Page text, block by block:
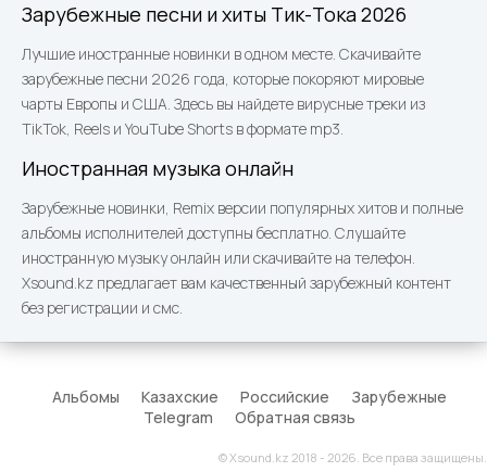
Зарубежные песни и хиты Тик-Тока 2026
Лучшие иностранные новинки в одном месте. Скачивайте
зарубежные песни 2026 года, которые покоряют мировые
чарты Европы и США. Здесь вы найдете вирусные треки из
TikTok, Reels и YouTube Shorts в формате mp3.
Иностранная музыка онлайн
Зарубежные новинки, Remix версии популярных хитов и полные
альбомы исполнителей доступны бесплатно. Слушайте
иностранную музыку онлайн или скачивайте на телефон.
Xsound.kz предлагает вам качественный зарубежный контент
без регистрации и смс.
Альбомы Казахские Российские
Зарубежные
Telegram
Обратная связь
© Xsound.kz 2018 - 2026. Все права защищены.